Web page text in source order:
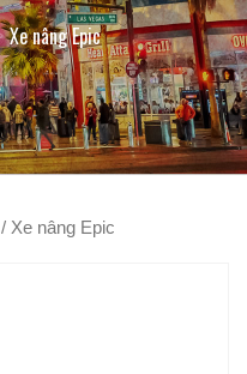
Xe nâng Epic
/ Xe nâng Epic